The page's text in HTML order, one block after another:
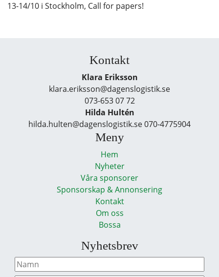
13-14/10 i Stockholm, Call for papers!
Kontakt
Klara Eriksson
klara.eriksson@dagenslogistik.se
073-653 07 72
Hilda Hultén
hilda.hulten@dagenslogistik.se 070-4775904
Meny
Hem
Nyheter
Våra sponsorer
Sponsorskap & Annonsering
Kontakt
Om oss
Bossa
Nyhetsbrev